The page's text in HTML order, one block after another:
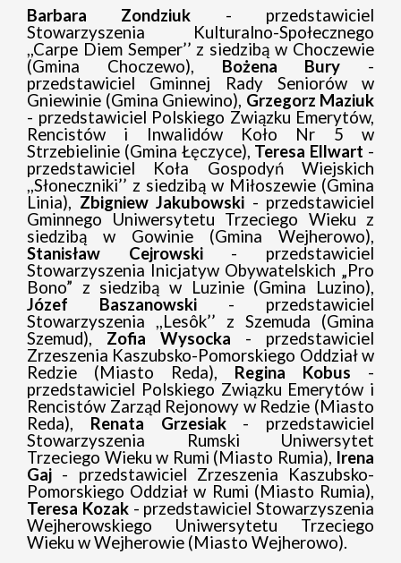
Barbara Zondziuk - przedstawiciel
Stowarzyszenia Kulturalno-Społecznego
,,Carpe Diem Semper’’ z siedzibą w Choczewie
(Gmina Choczewo), Bożena Bury -
przedstawiciel Gminnej Rady Seniorów w
Gniewinie (Gmina Gniewino), Grzegorz Maziuk
- przedstawiciel Polskiego Związku Emerytów,
Rencistów i Inwalidów Koło Nr 5 w
Strzebielinie (Gmina Łęczyce), Teresa Ellwart -
przedstawiciel Koła Gospodyń Wiejskich
,,Słoneczniki’’ z siedzibą w Miłoszewie (Gmina
Linia), Zbigniew Jakubowski - przedstawiciel
Gminnego Uniwersytetu Trzeciego Wieku z
siedzibą w Gowinie (Gmina Wejherowo),
Stanisław Cejrowski- przedstawiciel
Stowarzyszenia Inicjatyw Obywatelskich „Pro
Bono” z siedzibą w Luzinie (Gmina Luzino),
Józef Baszanowski - przedstawiciel
Stowarzyszenia ,,Lesôk’’ z Szemuda (Gmina
Szemud), Zofia Wysocka - przedstawiciel
Zrzeszenia Kaszubsko-Pomorskiego Oddział w
Redzie (Miasto Reda), Regina Kobus -
przedstawiciel Polskiego Związku Emerytów i
Rencistów Zarząd Rejonowy w Redzie (Miasto
Reda), Renata Grzesiak- przedstawiciel
Stowarzyszenia Rumski Uniwersytet
Trzeciego Wieku w Rumi (Miasto Rumia), Irena
Gaj - przedstawiciel Zrzeszenia Kaszubsko-
Pomorskiego Oddział w Rumi (Miasto Rumia),
Teresa Kozak- przedstawiciel Stowarzyszenia
Wejherowskiego Uniwersytetu Trzeciego
Wieku w Wejherowie (Miasto Wejherowo).